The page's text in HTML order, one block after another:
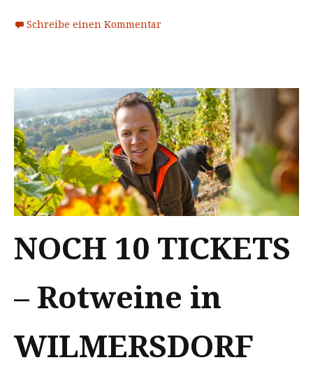
Schreibe einen Kommentar
NOCH 10 TICKETS
– Rotweine in
WILMERSDORF